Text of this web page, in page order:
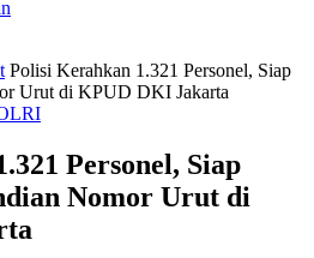
Polisi Kerahkan 1.321 Personel, Siap
Urut di KPUD DKI Jakarta
Personel, Siap
Nomor Urut di